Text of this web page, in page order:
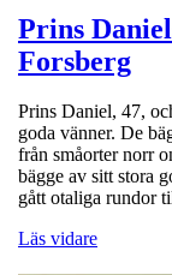
Prins
Forsberg
Prins Daniel, 47,
goda vänner. De
från småorter norr
bägge av sitt stora
gått otaliga rundor
Läs vidare